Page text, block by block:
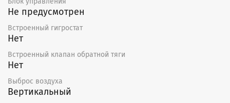
Не предусмотрен
Встроенный гигростат
Нет
Встроенный клапан обратной тяги
Нет
Выброс воздуха
Вертикальный